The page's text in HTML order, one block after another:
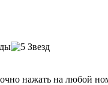
нажать на любой